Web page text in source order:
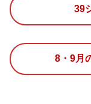
39
8・9月